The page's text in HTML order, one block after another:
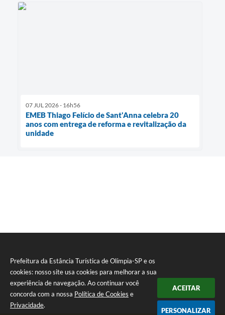
Prefeitura da Estância Turística de Olímpia-SP e os
cookies: nosso site usa cookies para melhorar a sua
experiência de navegação. Ao continuar você
concorda com a nossa Política de Cookies e
Privacidade.
ACEITAR
PERSONALIZAR
07 JUL 2026 - 16h56
EMEB Thiago Felício de Sant'Anna celebra 20
anos com entrega de reforma e revitalização da
unidade